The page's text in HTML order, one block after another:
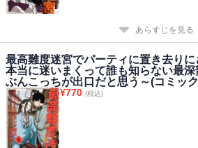
あらすじを見る
最高難度迷宮でパーティに置き去りに
本当に迷いまくって誰も知らない最
ぶんこっちが出口だと思う～(コミッ
¥770 (税込)